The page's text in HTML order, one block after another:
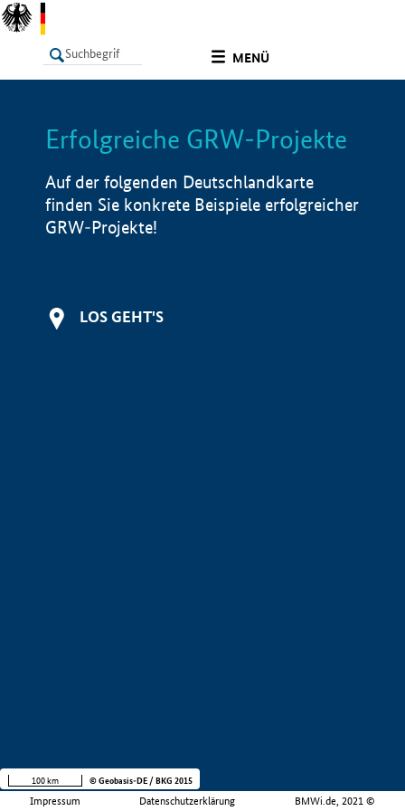
MENÜ
LISTE Info
Erfolgreiche GRW-Projekte
Auf der folgenden Deutschlandkarte
finden Sie konkrete Beispiele erfolgreicher
GRW-Projekte!
LOS GEHT'S
Impressum Datenschutzerklärung BMWi.de, 2021 ©
100 km © Geobasis-DE / BKG 2015